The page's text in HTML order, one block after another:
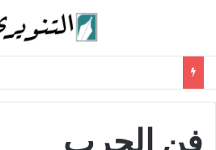
فن الحرب